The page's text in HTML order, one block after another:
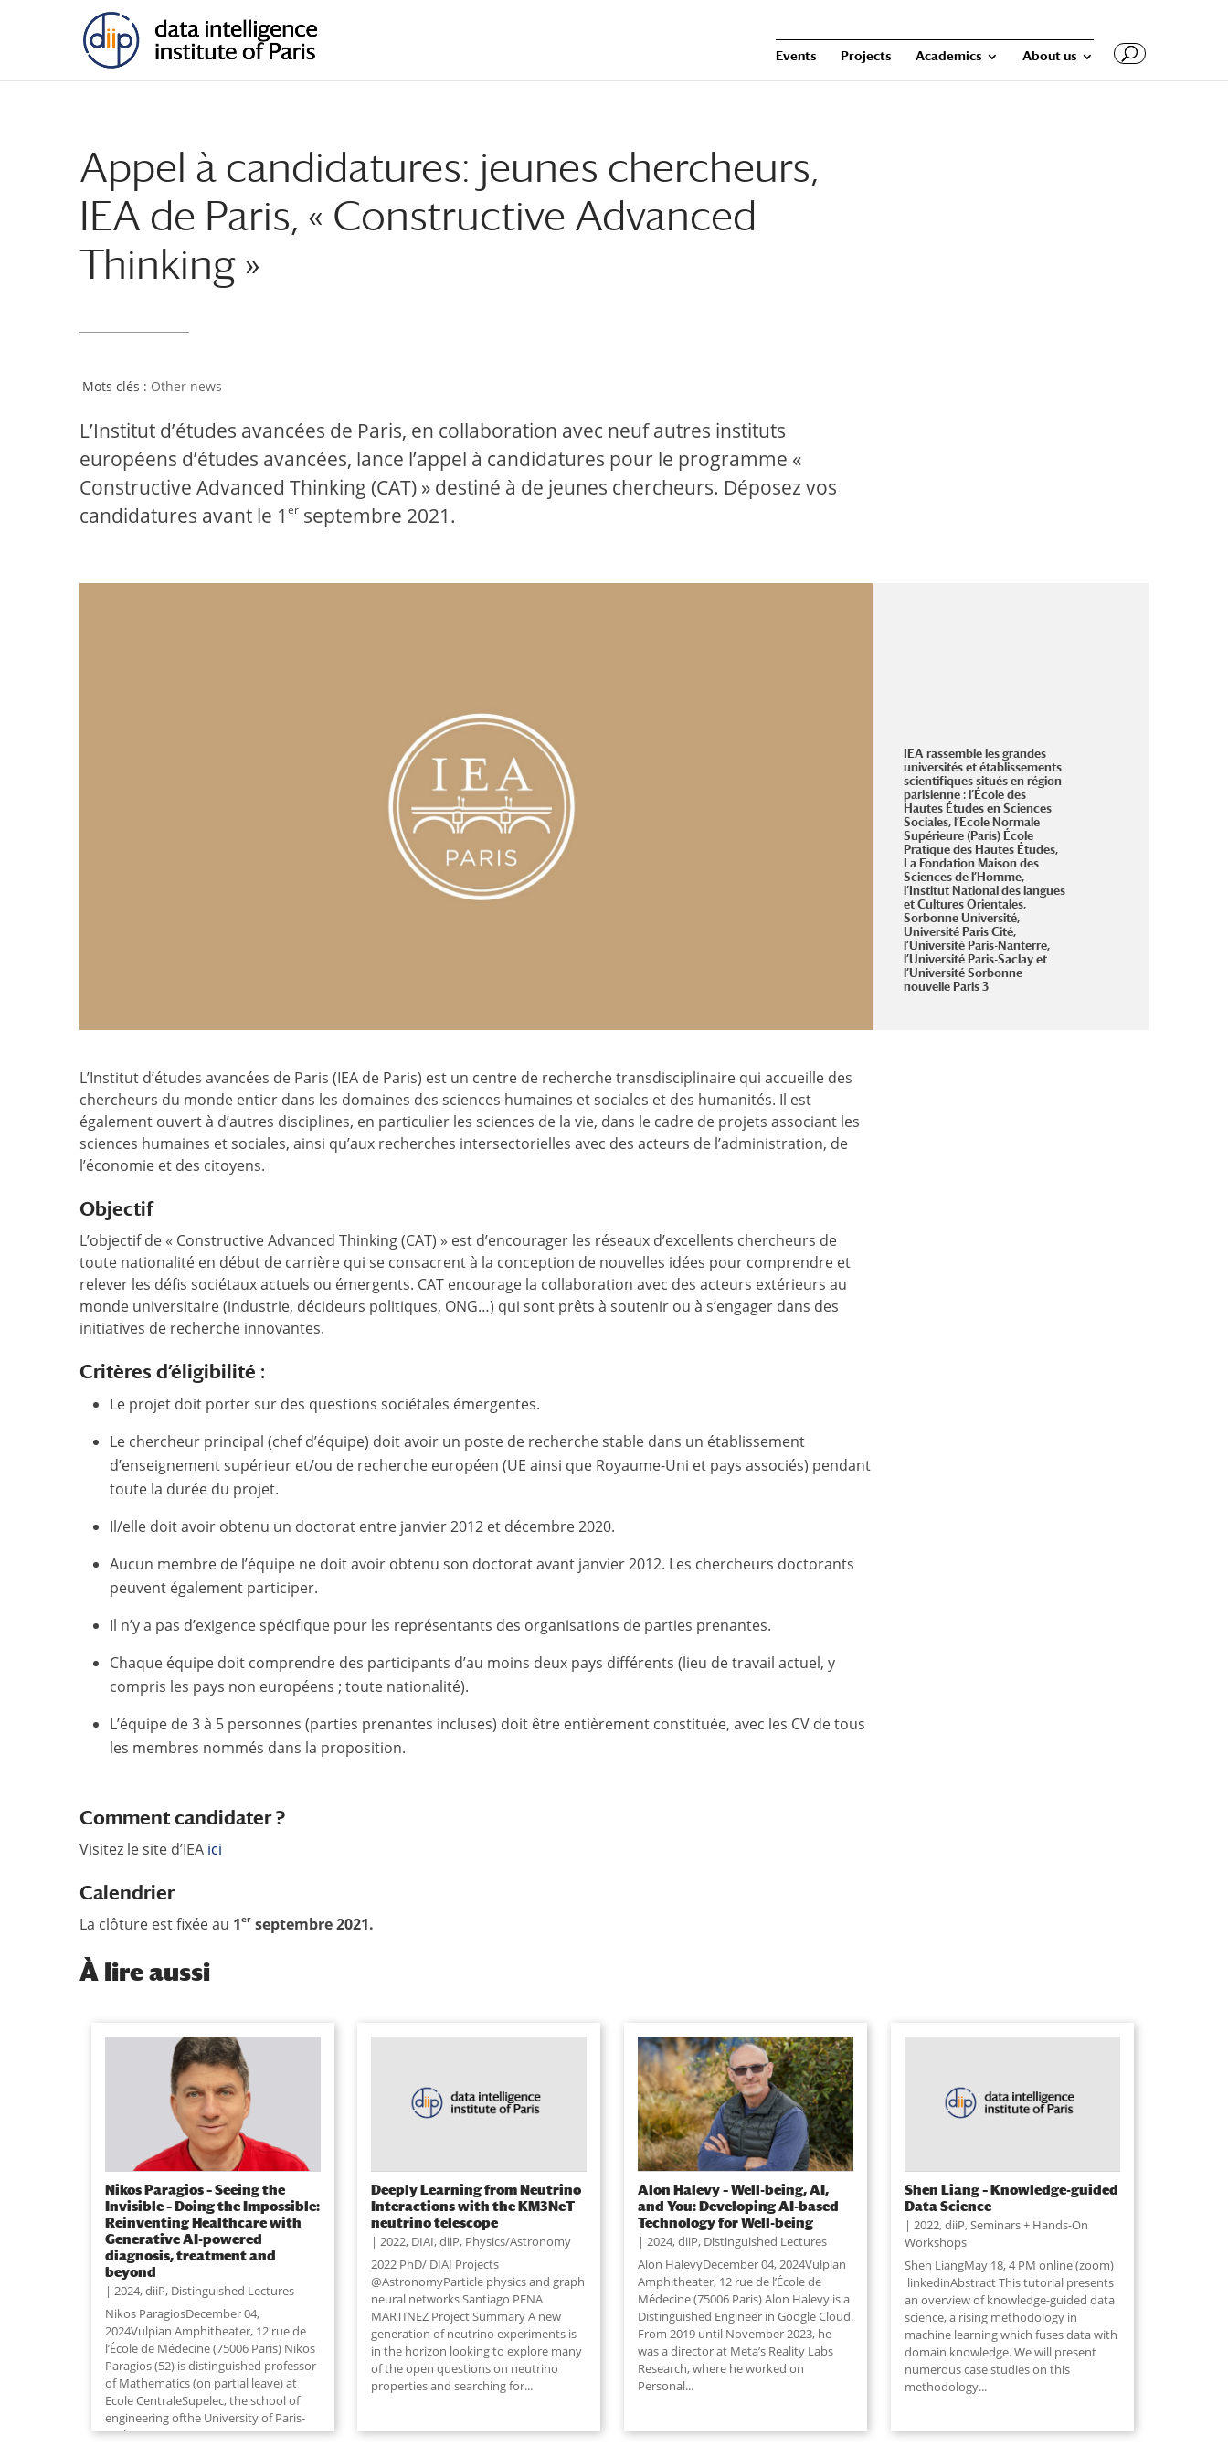
Events Projects Academics About us
Appel à candidatures: jeunes chercheurs,
IEA de Paris, « Constructive Advanced
Thinking »
Other news
L’Institut d’études avancées de Paris, en collaboration avec neuf autres instituts
européens d’études avancées, lance l’appel à candidatures pour le programme «
Constructive Advanced Thinking (CAT) » destiné à de jeunes chercheurs. Déposez vos
candidatures avant le 1 er septembre 2021.
IEA rassemble les grandes
universités et établissements
scientifiques situés en région
parisienne : l’École des
Hautes Études en Sciences
Sociales, l’Ecole Normale
Supérieure (Paris) École
Pratique des Hautes Études,
La Fondation Maison des
Sciences de l’Homme,
l’Institut National des langues
et Cultures Orientales,
Sorbonne Université,
Université Paris Cité,
l’Université Paris-Nanterre,
l’Université Paris-Saclay et
l’Université Sorbonne
nouvelle Paris 3
L’Institut d’études avancées de Paris (IEA de Paris) est un centre de recherche transdisciplinaire qui accueille des
chercheurs du monde entier dans les domaines des sciences humaines et sociales et des humanités. Il est
également ouvert à d’autres disciplines, en particulier les sciences de la vie, dans le cadre de projets associant les
sciences humaines et sociales, ainsi qu’aux recherches intersectorielles avec des acteurs de l’administration, de
l’économie et des citoyens.
Objectif
L’objectif de « Constructive Advanced Thinking (CAT) » est d’encourager les réseaux d’excellents chercheurs de
toute nationalité en début de carrière qui se consacrent à la conception de nouvelles idées pour comprendre et
relever les défis sociétaux actuels ou émergents. CAT encourage la collaboration avec des acteurs extérieurs au
monde universitaire (industrie, décideurs politiques, ONG…) qui sont prêts à soutenir ou à s’engager dans des
initiatives de recherche innovantes.
Critères d’éligibilité :
Le projet doit porter sur des questions sociétales émergentes.
Le chercheur principal (chef d’équipe) doit avoir un poste de recherche stable dans un établissement
d’enseignement supérieur et/ou de recherche européen (UE ainsi que Royaume-Uni et pays associés) pendant
toute la durée du projet.
Il/elle doit avoir obtenu un doctorat entre janvier 2012 et décembre 2020.
Aucun membre de l’équipe ne doit avoir obtenu son doctorat avant janvier 2012. Les chercheurs doctorants
peuvent également participer.
Il n’y a pas d’exigence spécifique pour les représentants des organisations de parties prenantes.
Chaque équipe doit comprendre des participants d’au moins deux pays différents (lieu de travail actuel, y
compris les pays non européens ; toute nationalité).
L’équipe de 3 à 5 personnes (parties prenantes incluses) doit être entièrement constituée, avec les CV de tous
les membres nommés dans la proposition.
Comment candidater ?
Visitez le site d’IEA ici
Calendrier
La clôture est fixée au 1er septembre 2021.
À lire aussi
Nikos Paragios – Seeing the
Invisible – Doing the Impossible:
Reinventing Healthcare with
Generative AI-powered
diagnosis, treatment and
beyond
2024,diiP, Distinguished Lectures
Nikos ParagiosDecember 04,
2024Vulpian Amphitheater, 12 rue de
l’École de Médecine (75006 Paris) Nikos
Paragios (52) is distinguished professor
of Mathematics (on partial leave) at
Ecole CentraleSupelec, the school of
engineering ofthe University of Paris-
Saclay...
Deeply Learning from Neutrino
Interactions with the KM3NeT
neutrino telescope
2022, DIAI,diiP, Physics/Astronomy
2022 PhD/ DIAI Projects
@AstronomyParticle physics and graph
neural networks Santiago PENA
MARTINEZ Project Summary A new
generation of neutrino experiments is
in the horizon looking to explore many
of the open questions on neutrino
properties and searching for...
Alon Halevy – Well-being, AI,
and You: Developing AI-based
Technology for Well-being
2024,diiP, Distinguished Lectures
Alon HalevyDecember 04, 2024Vulpian
Amphitheater, 12 rue de l’École de
Médecine (75006 Paris) Alon Halevy is a
Distinguished Engineer in Google Cloud.
From 2019 until November 2023, he
was a director at Meta’s Reality Labs
Research, where he worked on
Personal...
Shen Liang – Knowledge-guided
Data Science
2022,diiP,Seminars + Hands-On
Workshops
Shen LiangMay 18, 4 PM online (zoom)
linkedinAbstract This tutorial presents
an overview of knowledge-guided data
science, a rising methodology in
machine learning which fuses data with
domain knowledge. We will present
numerous case studies on this
methodology...